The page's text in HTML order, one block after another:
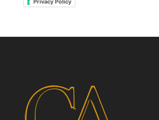
Privacy Policy